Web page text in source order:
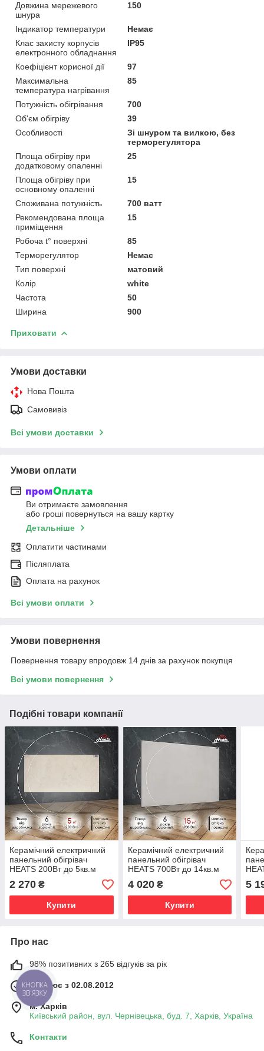
Довжина мережевого
шнура
150
Індикатор температури
Немає
Клас захисту корпусів
електронного обладнання
IP95
Коефіцієнт корисної дії
97
Максимальна
температура нагрівання
85
Потужність обігрівання
700
Об'єм обігріву
39
Особливості
Зі шнуром та вилкою, без
терморегулятора
Площа обігріву при
додатковому опаленні
25
Площа обігріву при
основному опаленні
15
Споживана потужність
700 ватт
Рекомендована площа
приміщення
15
Робоча t° поверхні
85
Терморегулятор
Немає
Тип поверхні
матовий
Колір
white
Частота
50
Ширина
900
Приховати
Умови доставки
Нова Пошта
Самовивіз
Всі умови доставки
Умови оплати
Ви отримаєте замовлення
або гроші повернуться на вашу картку
Детальніше
Оплатити частинами
Післяплата
Оплата на рахунок
Всі умови оплати
Умови повернення
Повернення товару впродовж 14 днів за рахунок покупця
Всі умови повернення
Подібні товари компанії
Керамічний електричний
панельний обігрівач
HEATS 200Вт до 5кв.м
Stone/Бежевий зі шнуром
2 270 ₴
Купити
Керамічний електричний
панельний обігрівач
HEATS 700Вт до 14кв.м
4 020₴
Купити
5
Про нас
98% позитивних з 265 відгуків за рік
Працює з 02.08.2012
м. Харків
Київський район, вул. Чернівецька, буд. 7, Харків, Україна
Контакти